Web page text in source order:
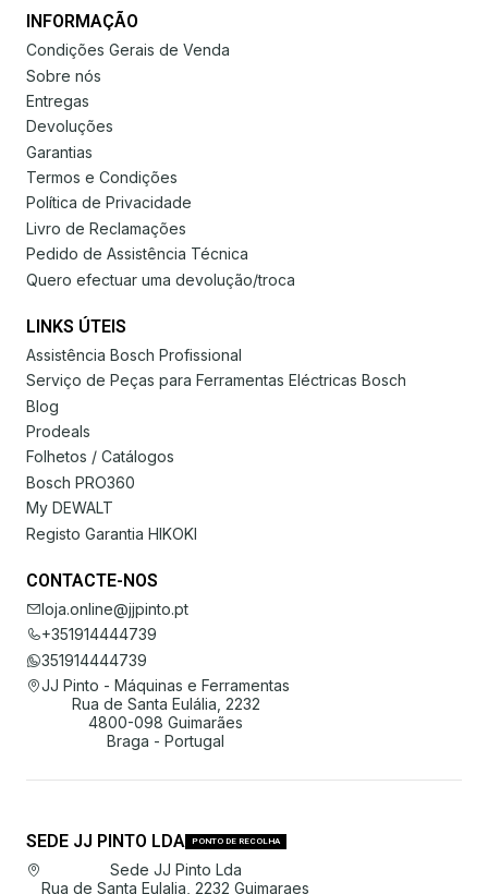
INFORMAÇÃO
Condições Gerais de Venda
Sobre nós
Entregas
Devoluções
Garantias
Termos e Condições
Política de Privacidade
Livro de Reclamações
Pedido de Assistência Técnica
Quero efectuar uma devolução/troca
LINKS ÚTEIS
Assistência Bosch Profissional
Serviço de Peças para Ferramentas Eléctricas Bosch
Blog
Prodeals
Folhetos / Catálogos
Bosch PRO360
My DEWALT
Registo Garantia HIKOKI
CONTACTE-NOS
loja.online@jjpinto.pt
+351914444739
351914444739
JJ Pinto - Máquinas e Ferramentas
Rua de Santa Eulália, 2232
4800-098 Guimarães
Braga - Portugal
SEDE JJ PINTO LDA PONTO DE RECOLHA
Sede JJ Pinto Lda
Rua de Santa Eulalia, 2232 Guimaraes